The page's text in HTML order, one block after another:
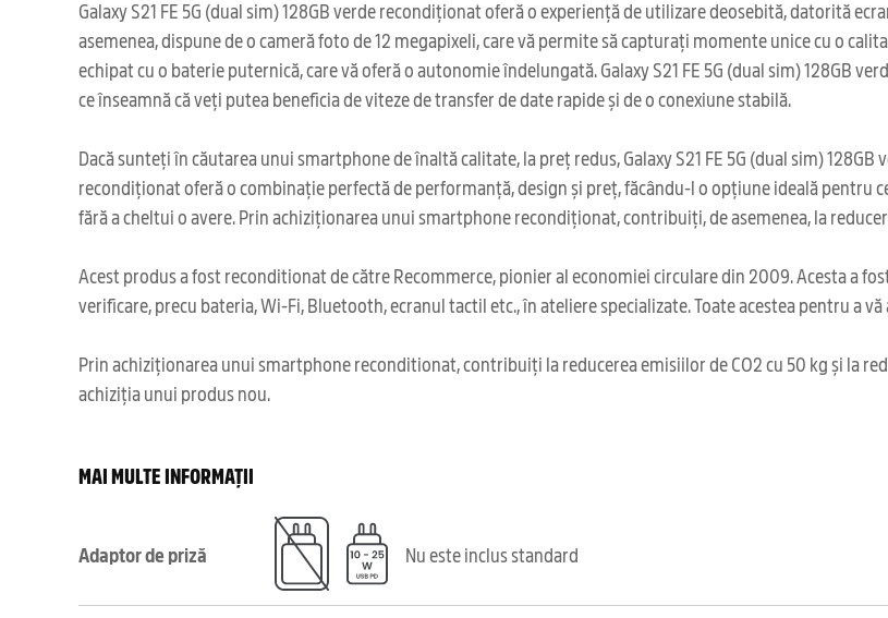
Galaxy S21 FE 5G (dual sim) 128GB verde recondiționat oferă o experiență de utilizare deosebită, datorită
asemenea, dispune de o cameră foto de 12 megapixeli, care vă permite să capturați momente unice cu o
echipat cu o baterie puternică, care vă oferă o autonomie îndelungată. Galaxy S21 FE 5G (dual sim) 128GB
ce înseamnă că veți putea beneficia de viteze de transfer de date rapide și de o conexiune stabilă.
Dacă sunteți în căutarea unui smartphone de înaltă calitate, la preț redus, Galaxy S21 FE 5G (dual sim)
recondiționat oferă o combinație perfectă de performanță, design și preț, făcându-l o opțiune ideală pentru
fără a cheltui o avere. Prin achiziționarea unui smartphone recondiționat, contribuiți, de asemenea, la
Acest produs a fost reconditionat de către Recommerce, pionier al economiei circulare din 2009. Acesta a
verificare, precu bateria, Wi-Fi, Bluetooth, ecranul tactil etc., în ateliere specializate. Toate acestea pentru a
Prin achiziționarea unui smartphone reconditionat, contribuiți la reducerea emisiilor de CO2 cu 50 kg și la
achiziția unui produs nou.
MAI MULTE INFORMAȚII
Adaptor de priză Nu este inclus standard